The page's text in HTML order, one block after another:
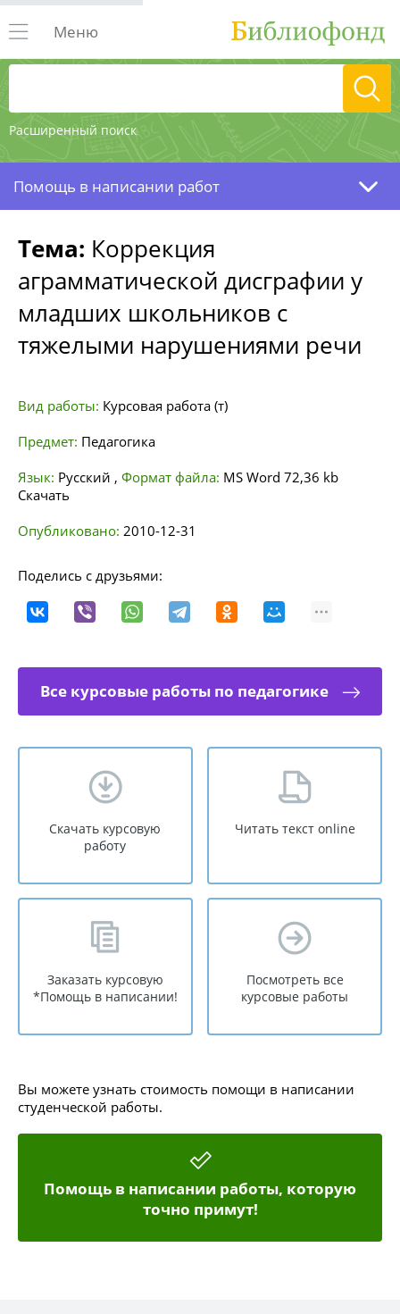
Расширенный поиск
Меню
Помощь в написании работ
Тема: Коррекция
аграмматической дисграфии у
младших школьников с
тяжелыми нарушениями речи
Вид работы: Курсовая работа (т)
Предмет: Педагогика
Язык: Русский , Формат файла: MS Word 72,36 kb
Скачать
Опубликовано: 2010-12-31
Поделись с друзьями:
Все курсовые работы по педагогике
Скачать курсовую
работу
Читать текст online
Заказать курсовую
*Помощь в написании!
Посмотреть все
курсовые работы
Вы можете узнать стоимость помощи в написании
студенческой работы.
Помощь в написании работы, которую
точно примут!